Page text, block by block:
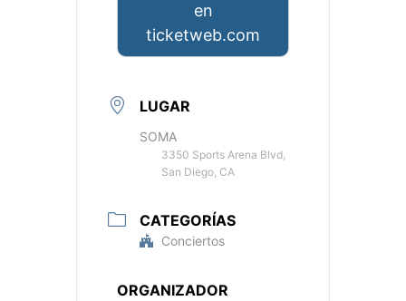
en
ticketweb.com
LUGAR
SOMA
3350 Sports Arena Blvd,
San Diego, CA
CATEGORÍAS
Conciertos
ORGANIZADOR